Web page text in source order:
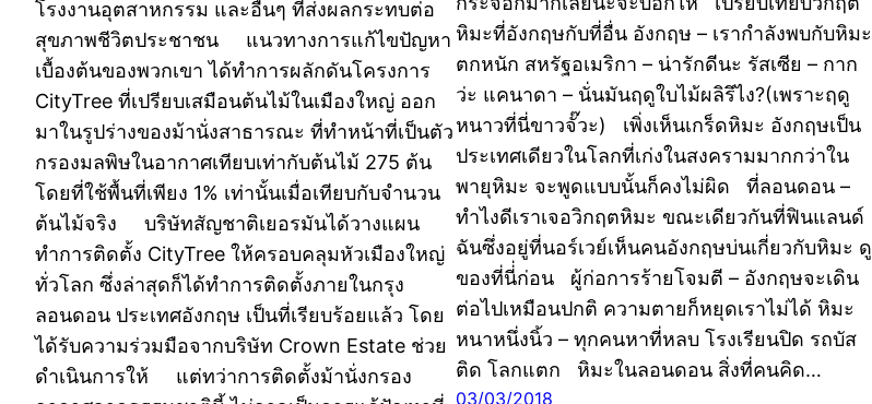
โรงงานอุตสาหกรรม และอื่นๆ ที่ส่งผลกระทบต่อ
สุขภาพชีวิตประชาชน แนวทางการแก้ไขปัญหา
เบื้องต้นของพวกเขา ได้ทำการผลักดันโครงการ
CityTree ที่เปรียบเสมือนต้นไม้ในเมืองใหญ่ ออก
มาในรูปร่างของม้านั่งสาธารณะ ที่ทำหน้าที่เป็นตัว
กรองมลพิษในอากาศเทียบเท่ากับต้นไม้ 275 ต้น
โดยที่ใช้พื้นที่เพียง 1% เท่านั้นเมื่อเทียบกับจำนวน
ต้นไม้จริง บริษัทสัญชาติเยอรมันได้วางแผน
ทำการติดตั้ง CityTree ให้ครอบคลุมหัวเมืองใหญ่
ทั่วโลก ซึ่งล่าสุดก็ได้ทำการติดตั้งภายในกรุง
ลอนดอน ประเทศอังกฤษ เป็นที่เรียบร้อยแล้ว โดย
ได้รับความร่วมมือจากบริษัท Crown Estate ช่วย
ดำเนินการให้ แต่ทว่าการติดตั้งม้านั่งกรอง
หิมะที่อังกฤษกับที่อื่น อังกฤษ – เรากำลังพบกับหิมะ
ตกหนัก สหรัฐอเมริกา – น่ารักดีนะ รัสเซีย – กาก
ว่ะ แคนาดา – นั่นมันฤดูใบไม้ผลิรึไง?(เพราะฤดู
หนาวที่นี่ขาวจั๊วะ) เพิ่งเห็นเกร็ดหิมะ อังกฤษเป็น
ประเทศเดียวในโลกที่เก่งในสงครามมากกว่าใน
พายุหิมะ จะพูดแบบนั้นก็คงไม่ผิด ที่ลอนดอน –
ทำไงดีเราเจอวิกฤตหิมะ ขณะเดียวกันที่ฟินแลนด์
ฉันซึ่งอยู่ที่นอร์เวย์เห็นคนอังกฤษบ่นเกี่ยวกับหิมะ ดู
ของที่นี่่ก่อน ผู้ก่อการร้ายโจมตี – อังกฤษจะเดิน
ต่อไปเหมือนปกติ ความตายก็หยุดเราไม่ได้ หิมะ
หนาหนึ่งนิ้ว – ทุกคนหาที่หลบ โรงเรียนปิด รถบัส
ติด โลกแตก หิมะในลอนดอน สิ่งที่คนคิด…
03/03/2018